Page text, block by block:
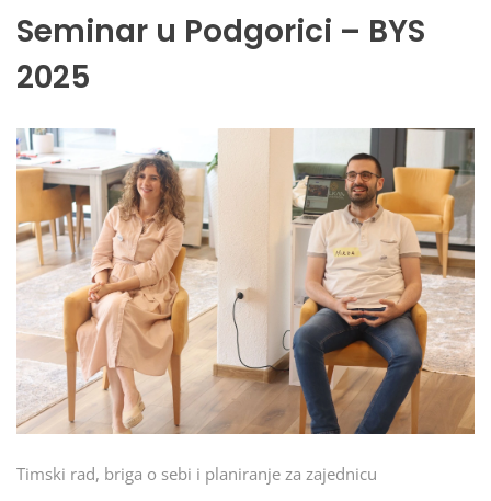
Seminar u Podgorici – BYS
2025
Timski rad, briga o sebi i planiranje za zajednicu